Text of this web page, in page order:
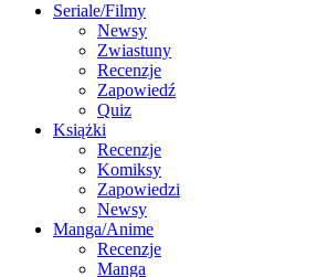
Seriale/Filmy
Newsy
Zwiastuny
Recenzje
Zapowiedź
Quiz
Książki
Recenzje
Komiksy
Zapowiedzi
Newsy
Manga/Anime
Recenzje
Manga